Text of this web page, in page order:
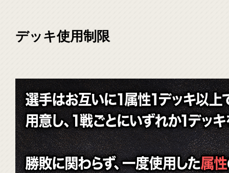
デッキ使用制限